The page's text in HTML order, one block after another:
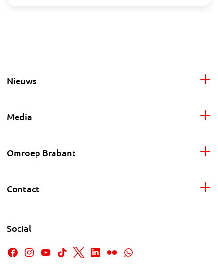
Nieuws
Media
Omroep Brabant
Contact
Social